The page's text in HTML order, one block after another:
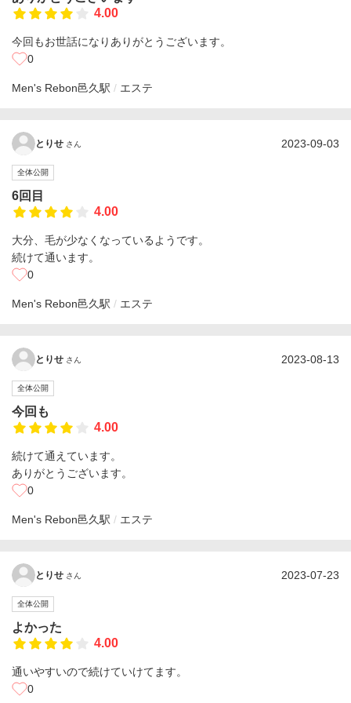
4.00
今回もお世話になりありがとうございます。
0
Men's Rebon邑久駅 エステ
とりせ さん 2023-09-03
全体公開
6回目
4.00
大分、毛が少なくなっているようです。
続けて通います。
0
Men's Rebon邑久駅 エステ
とりせ さん 2023-08-13
全体公開
今回も
4.00
続けて通えています。
ありがとうございます。
0
Men's Rebon邑久駅 エステ
とりせ さん 2023-07-23
全体公開
よかった
4.00
通いやすいので続けていけてます。
0